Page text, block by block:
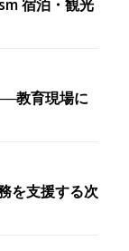
宿泊・観光
教育現場に
を支援する次